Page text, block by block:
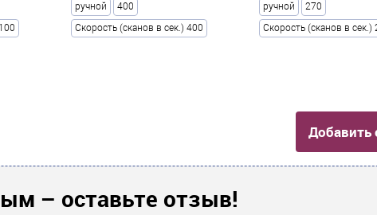
ручной
400
Скорость (сканов в сек.) 400
ручной
270
Скорость (сканов в сек.)
Добавить
– оставьте отзыв!